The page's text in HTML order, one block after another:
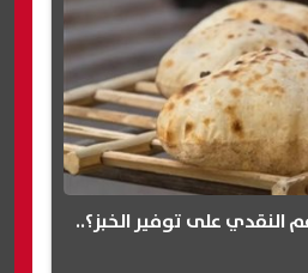
النقدي على توفير الخبز؟..